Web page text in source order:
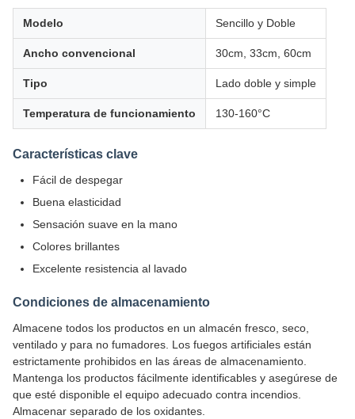
Modelo Sencillo y Doble
Ancho convencional 30cm, 33cm, 60cm
Tipo Lado doble y simple
Temperatura de funcionamiento 130-160°C
Características clave
Fácil de despegar
Buena elasticidad
Sensación suave en la mano
Colores brillantes
Excelente resistencia al lavado
Condiciones de almacenamiento
Almacene todos los productos en un almacén fresco, seco,
ventilado y para no fumadores. Los fuegos artificiales están
estrictamente prohibidos en las áreas de almacenamiento.
Mantenga los productos fácilmente identificables y asegúrese de
que esté disponible el equipo adecuado contra incendios.
Almacenar separado de los oxidantes.